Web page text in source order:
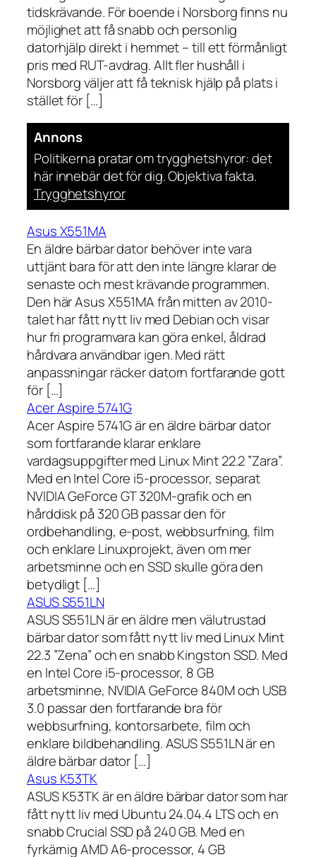
tidskrävande. För boende i Norsborg finns nu
möjlighet att få snabb och personlig
datorhjälp direkt i hemmet – till ett förmånligt
pris med RUT-avdrag. Allt fler hushåll i
Norsborg väljer att få teknisk hjälp på plats i
stället för […]
Annons
Politikerna pratar om trygghetshyror: det
här innebär det för dig. Objektiva fakta.
Trygghetshyror
Asus X551MA
En äldre bärbar dator behöver inte vara
uttjänt bara för att den inte längre klarar de
senaste och mest krävande programmen.
Den här Asus X551MA från mitten av 2010-
talet har fått nytt liv med Debian och visar
hur fri programvara kan göra enkel, åldrad
hårdvara användbar igen. Med rätt
anpassningar räcker datorn fortfarande gott
för […]
Acer Aspire 5741G
Acer Aspire 5741G är en äldre bärbar dator
som fortfarande klarar enklare
vardagsuppgifter med Linux Mint 22.2 ”Zara”.
Med en Intel Core i5-processor, separat
NVIDIA GeForce GT 320M-grafik och en
hårddisk på 320 GB passar den för
ordbehandling, e-post, webbsurfning, film
och enklare Linuxprojekt, även om mer
arbetsminne och en SSD skulle göra den
betydligt […]
ASUS S551LN
ASUS S551LN är en äldre men välutrustad
bärbar dator som fått nytt liv med Linux Mint
22.3 ”Zena” och en snabb Kingston SSD. Med
en Intel Core i5-processor, 8 GB
arbetsminne, NVIDIA GeForce 840M och USB
3.0 passar den fortfarande bra för
webbsurfning, kontorsarbete, film och
enklare bildbehandling. ASUS S551LN är en
äldre bärbar dator […]
Asus K53TK
ASUS K53TK är en äldre bärbar dator som har
fått nytt liv med Ubuntu 24.04.4 LTS och en
snabb Crucial SSD på 240 GB. Med en
fyrkärnig AMD A6-processor, 4 GB